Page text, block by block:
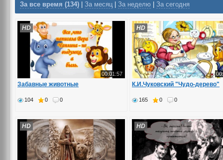
За все время (134) За месяц За неделю За сегодня
00:01:57
HD
Забавные животные
104 0 0
HD
К.И.Чуковский "Чудо-дерево"
165 0 0
HD HD